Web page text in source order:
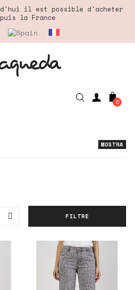
il est possible d'acheter
la France
0
MOSTRA
 FILTRE